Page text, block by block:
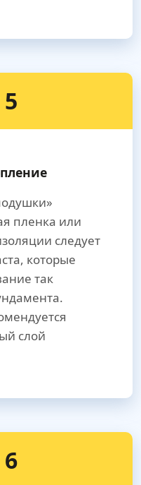
пленка или
следует
которые
так
слой